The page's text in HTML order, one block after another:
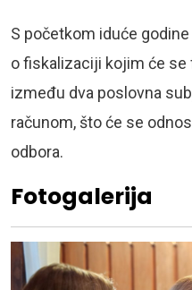
S početkom iduće
o fiskalizaciji kojim će
između dva poslovna
računom, što će se
odbora.
Fotogalerija